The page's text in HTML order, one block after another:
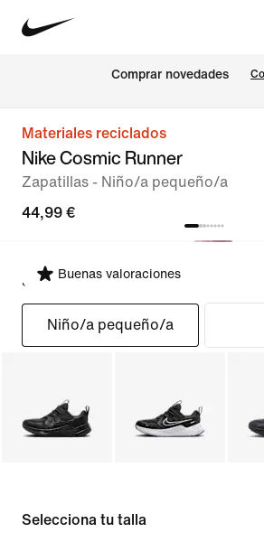
Comprar novedades
Materiales reciclados
Nike Cosmic Runner
Zapatillas - Niño/a pequeño/a
44,99 €
Buenas valoraciones
Seleccionar ajuste
Niño/a pequeño/a
Selecciona tu talla